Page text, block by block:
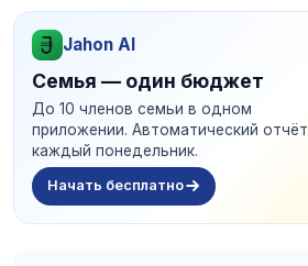
Jahon AI
Семья — один бюджет
До 10 членов семьи в одном
приложении. Автоматический отчёт
каждый понедельник.
Начать бесплатно